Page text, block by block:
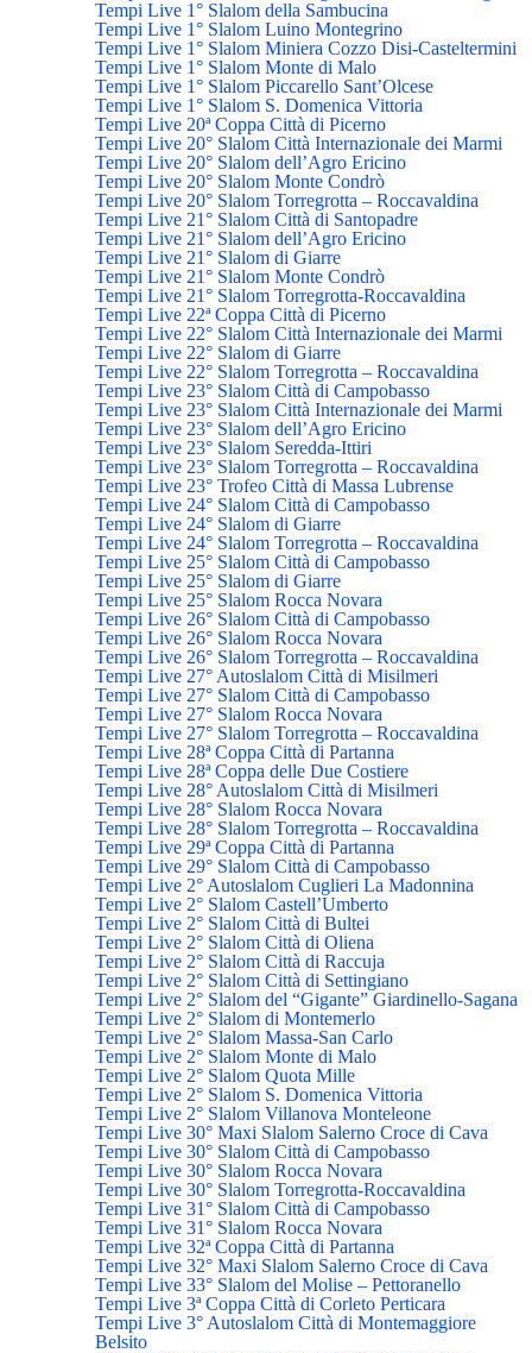
Tempi Live 1° Slalom della Sambucina
Tempi Live 1° Slalom Luino Montegrino
Tempi Live 1° Slalom Miniera Cozzo Disi-Casteltermini
Tempi Live 1° Slalom Monte di Malo
Tempi Live 1° Slalom Piccarello Sant’Olcese
Tempi Live 1° Slalom S. Domenica Vittoria
Tempi Live 20ª Coppa Città di Picerno
Tempi Live 20° Slalom Città Internazionale dei Marmi
Tempi Live 20° Slalom dell’Agro Ericino
Tempi Live 20° Slalom Monte Condrò
Tempi Live 20° Slalom Torregrotta – Roccavaldina
Tempi Live 21° Slalom Città di Santopadre
Tempi Live 21° Slalom dell’Agro Ericino
Tempi Live 21° Slalom di Giarre
Tempi Live 21° Slalom Monte Condrò
Tempi Live 21° Slalom Torregrotta-Roccavaldina
Tempi Live 22ª Coppa Città di Picerno
Tempi Live 22° Slalom Città Internazionale dei Marmi
Tempi Live 22° Slalom di Giarre
Tempi Live 22° Slalom Torregrotta – Roccavaldina
Tempi Live 23° Slalom Città di Campobasso
Tempi Live 23° Slalom Città Internazionale dei Marmi
Tempi Live 23° Slalom dell’Agro Ericino
Tempi Live 23° Slalom Seredda-Ittiri
Tempi Live 23° Slalom Torregrotta – Roccavaldina
Tempi Live 23° Trofeo Città di Massa Lubrense
Tempi Live 24° Slalom Città di Campobasso
Tempi Live 24° Slalom di Giarre
Tempi Live 24° Slalom Torregrotta – Roccavaldina
Tempi Live 25° Slalom Città di Campobasso
Tempi Live 25° Slalom di Giarre
Tempi Live 25° Slalom Rocca Novara
Tempi Live 26° Slalom Città di Campobasso
Tempi Live 26° Slalom Rocca Novara
Tempi Live 26° Slalom Torregrotta – Roccavaldina
Tempi Live 27° Autoslalom Città di Misilmeri
Tempi Live 27° Slalom Città di Campobasso
Tempi Live 27° Slalom Rocca Novara
Tempi Live 27° Slalom Torregrotta – Roccavaldina
Tempi Live 28ª Coppa Città di Partanna
Tempi Live 28ª Coppa delle Due Costiere
Tempi Live 28° Autoslalom Città di Misilmeri
Tempi Live 28° Slalom Rocca Novara
Tempi Live 28° Slalom Torregrotta – Roccavaldina
Tempi Live 29ª Coppa Città di Partanna
Tempi Live 29° Slalom Città di Campobasso
Tempi Live 2° Autoslalom Cuglieri La Madonnina
Tempi Live 2° Slalom Castell’Umberto
Tempi Live 2° Slalom Città di Bultei
Tempi Live 2° Slalom Città di Oliena
Tempi Live 2° Slalom Città di Raccuja
Tempi Live 2° Slalom Città di Settingiano
Tempi Live 2° Slalom del “Gigante” Giardinello-Sagana
Tempi Live 2° Slalom di Montemerlo
Tempi Live 2° Slalom Massa-San Carlo
Tempi Live 2° Slalom Monte di Malo
Tempi Live 2° Slalom Quota Mille
Tempi Live 2° Slalom S. Domenica Vittoria
Tempi Live 2° Slalom Villanova Monteleone
Tempi Live 30° Maxi Slalom Salerno Croce di Cava
Tempi Live 30° Slalom Città di Campobasso
Tempi Live 30° Slalom Rocca Novara
Tempi Live 30° Slalom Torregrotta-Roccavaldina
Tempi Live 31° Slalom Città di Campobasso
Tempi Live 31° Slalom Rocca Novara
Tempi Live 32ª Coppa Città di Partanna
Tempi Live 32° Maxi Slalom Salerno Croce di Cava
Tempi Live 33° Slalom del Molise – Pettoranello
Tempi Live 3ª Coppa Città di Corleto Perticara
Tempi Live 3° Autoslalom Città di Montemaggiore
Belsito